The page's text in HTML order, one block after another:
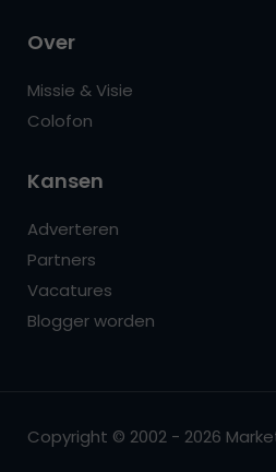
Over
Missie & Visie
Colofon
Kansen
Adverteren
Partners
Vacatures
Blogger worden
Copyright © 2002 - 2026